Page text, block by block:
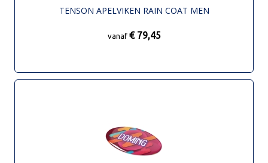
TENSON APELVIKEN RAIN COAT MEN
vanaf € 79,45